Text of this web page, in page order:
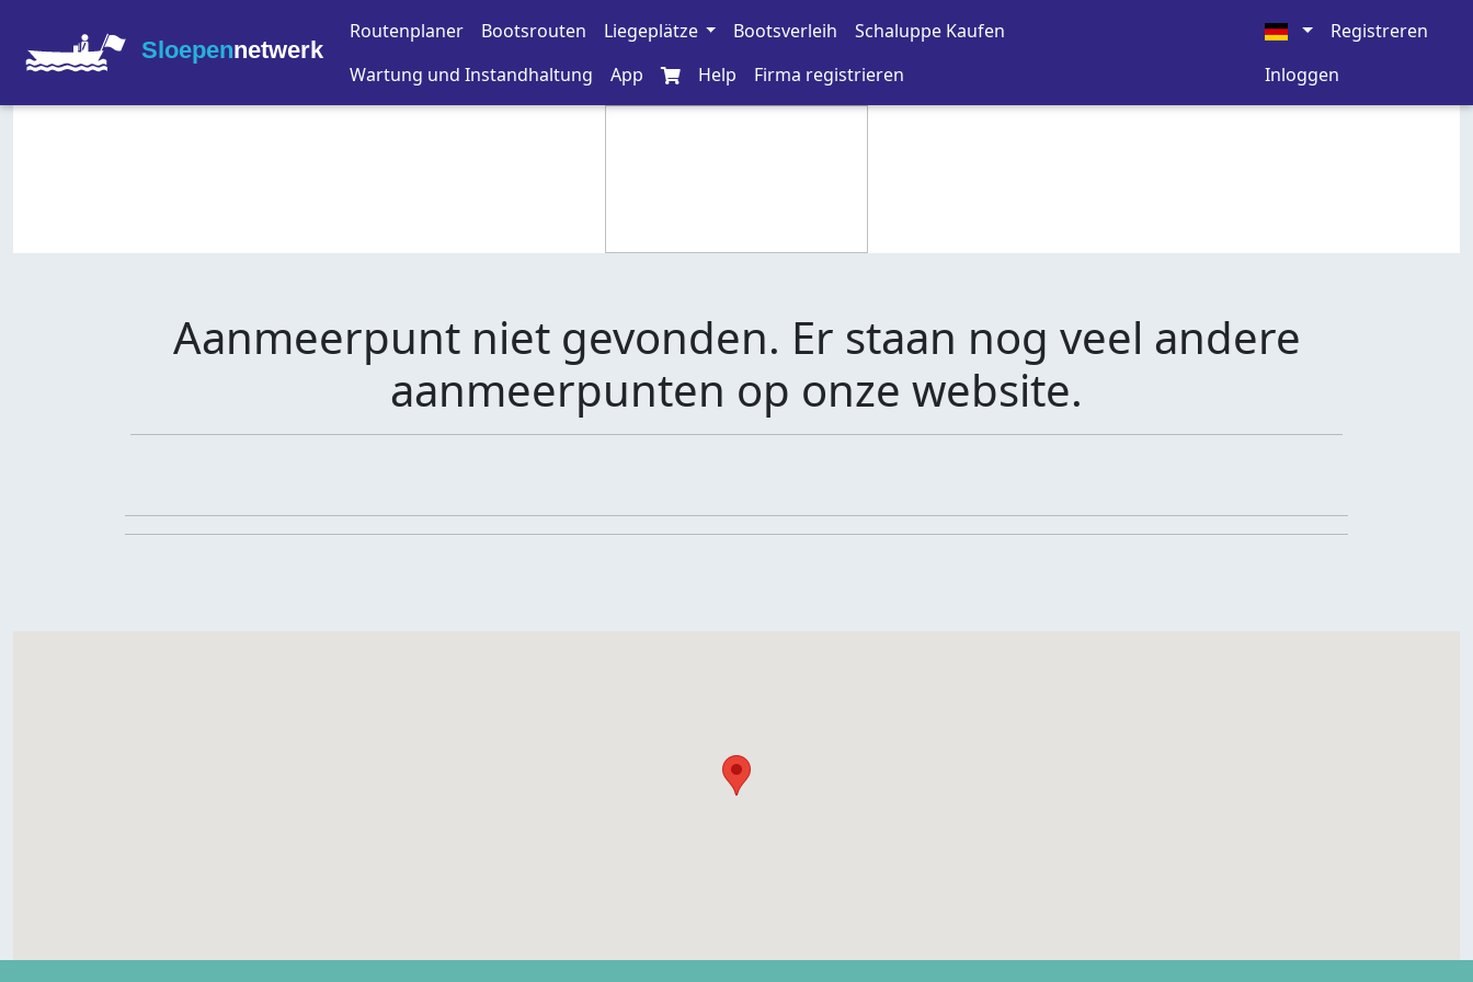
Sloepennetwerk
Routenplaner Bootsrouten Liegeplätze Bootsverleih
Schaluppe Kaufen
Wartung und Instandhaltung
App Help Firma registrieren
Registreren
Inloggen
Aanmeerpunt niet gevonden. Er staan nog veel andere
aanmeerpunten op onze website.